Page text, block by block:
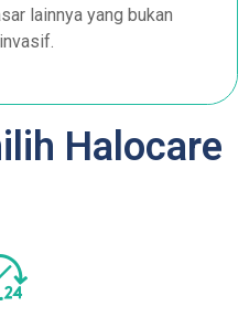
lainnya yang bukan
Halocare